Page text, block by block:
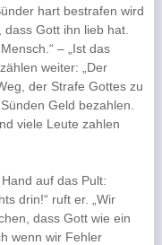
hart bestrafen wird
Gott ihn lieb hat.
– „Ist das
weiter: „Der
der Strafe Gottes zu
Geld bezahlen.
viele Leute zahlen
auf das Pult:
drin!“ ruft er. „Wir
dass Gott wie ein
wenn wir Fehler